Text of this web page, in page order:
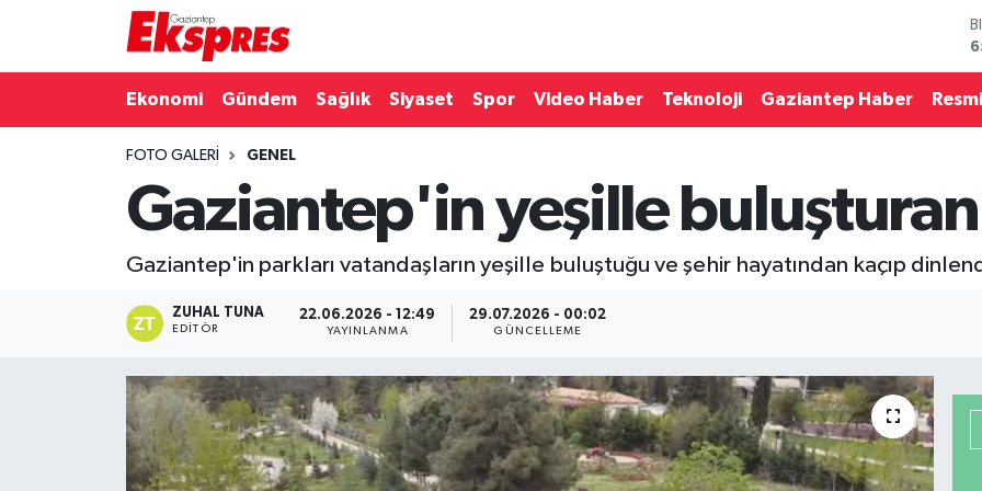
Ekonomi Gündem Sağlık Siyaset Spor Video Haber Teknoloji Gaziantep Haber
FOTO GALERI GENEL
Gaziantep'in yeşille buluşturan
Gaziantep'in parkları vatandaşların yeşille buluştuğu ve şehir hayatından kaçıp
ZUHAL TUNA
EDITÖR
22.06.2026 - 12:49
YAYINLANMA
29.07.2026 - 00:02
GÜNCELLEME
Gaziantep son dakika
Gündem
Kültür Sanat
Magazin
Puan Durumu ve Fikstür
Son Dakika Haberleri